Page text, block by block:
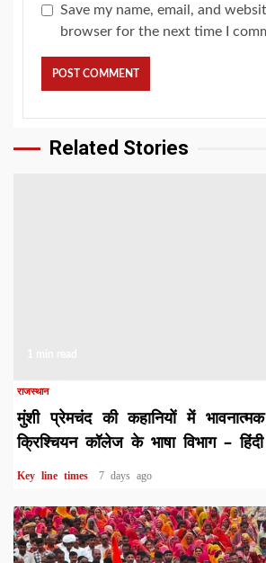
Save my name, email, and
browser for the next time I
Related Stories
राजस्थान
मुंशी प्रेमचंद की कहानियों में भावनात्मक
क्रिश्चियन कॉलेज के भाषा विभाग – हिंदी
Key line times 7 days ago